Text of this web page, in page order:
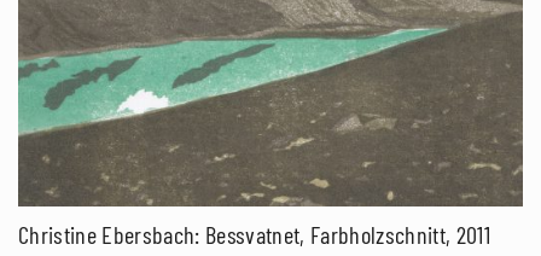
Christine Ebersbach: Bessvatnet, Farbholzschnitt, 2011